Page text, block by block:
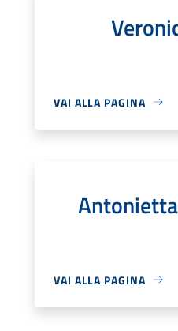
VAI ALLA PAGINA
VAI ALLA PAGINA